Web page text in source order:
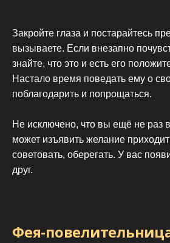
Закройте глаза и постарайтесь
вызываете. Если внезапно
знайте, что это и есть его
Настало время поведать ему о
поблагодарить и попрощаться.
Не исключено, что вы ещё не раз
может изъявить желание
советовать, оберегать. У вас
друг.
Фея-